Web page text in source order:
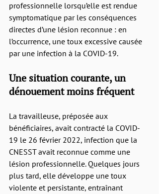
professionnelle lorsqu’elle est rendue
symptomatique par les conséquences
directes d’une lésion reconnue : en
l’occurrence, une toux excessive causée
par une infection à la COVID-19.
Une situation courante, un
dénouement moins fréquent
La travailleuse, préposée aux
bénéficiaires, avait contracté la COVID-
19 le 26 février 2022, infection que la
CNESST avait reconnue comme une
lésion professionnelle. Quelques jours
plus tard, elle développe une toux
violente et persistante, entraînant